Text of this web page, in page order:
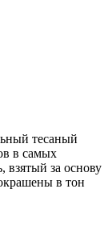
тесаный
в самых
взятый за основу
в тон